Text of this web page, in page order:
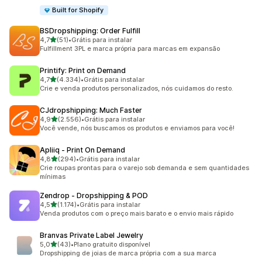
Built for Shopify
BSDropshipping: Order Fulfill
4,7de 5 estrelas
(51)
51 avaliações ao todo
•Grátis para instalar
Fulfillment 3PL e marca própria para marcas em expansão
Printify: Print on Demand
4,7de 5 estrelas
(4.334)
4334 avaliações ao todo
•Grátis para instalar
Crie e venda produtos personalizados, nós cuidamos do resto.
CJdropshipping: Much Faster
4,9de 5 estrelas
(2.556)
2556 avaliações ao todo
•Grátis para instalar
Você vende, nós buscamos os produtos e enviamos para você!
Apliiq ‑ Print On Demand
4,8de 5 estrelas
(294)
294 avaliações ao todo
•Grátis para instalar
Crie roupas prontas para o varejo sob demanda e sem quantidades
mínimas
Zendrop ‑ Dropshipping & POD
4,5de 5 estrelas
(1.174)
1174 avaliações ao todo
•Grátis para instalar
Venda produtos com o preço mais barato e o envio mais rápido
Branvas Private Label Jewelry
5,0de 5 estrelas
(43)
43 avaliações ao todo
•Plano gratuito disponível
Dropshipping de joias de marca própria com a sua marca